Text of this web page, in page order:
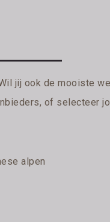
jij ook de mooiste
of selecteer
alpen